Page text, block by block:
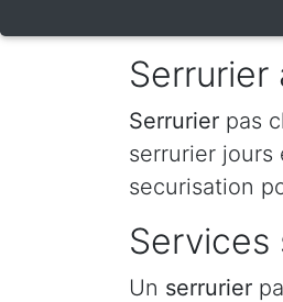
Serrurier
Serrurier pas
serrurier jours
securisation
Services
Un serrurier